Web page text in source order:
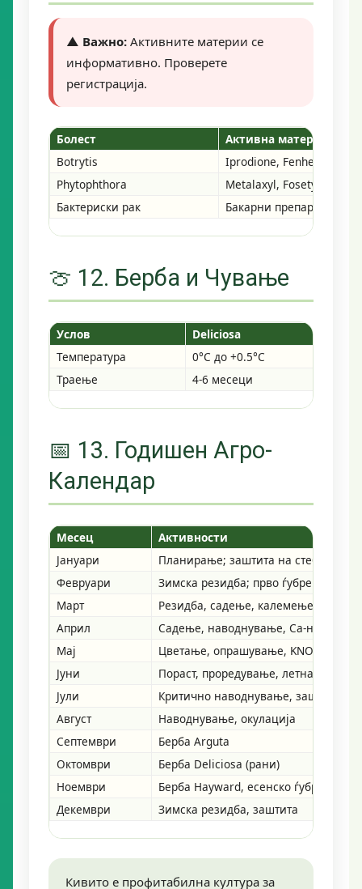
▲ Важно: Активните материи се
информативно. Проверете
регистрација.
Болест
Активна материја
Botrytis
Iprodione, Fenhexamid
Phytophthora
Metalaxyl, Fosetyl-Al
Бактериски рак
Бакарни препарати
🍈 12. Берба и Чување
Услов Deliciosa
Температура
0°C до +0.5°C
Траење
4-6 месеци
📅 13. Годишен Агро-
Календар
Месец
Активности
Јануари
Планирање; заштита на стебла
Февруари
Зимска резидба; прво ѓубрење NPK
Март
Резидба, садење, калемење
Април
Садење, наводнување, Са-нитрат
Мај
Цветање, опрашување, KNO₃
Јуни
Пораст, проредување, летна резидба
Јули
Критично наводнување, заштита
Август
Наводнување, окулација
Септември
Берба Arguta
Октомври
Берба Deliciosa (рани)
Ноември
Берба Hayward, есенско ѓубрење
Декември
Зимска резидба, заштита
Кивито е профитабилна култура за